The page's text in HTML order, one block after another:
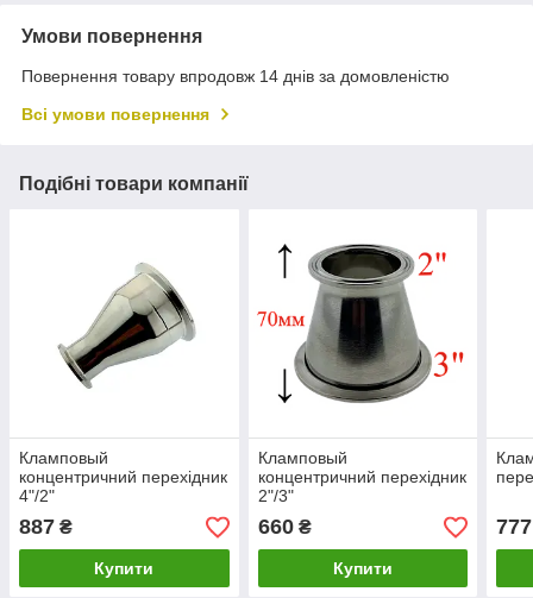
Умови повернення
Повернення товару впродовж 14 днів за домовленістю
Всі умови повернення
Подібні товари компанії
Кламповый
концентричний перехідник
4"/2"
887 ₴
Купити
Кламповый
концентричний перехідник
2"/3"
660₴
Купити
777